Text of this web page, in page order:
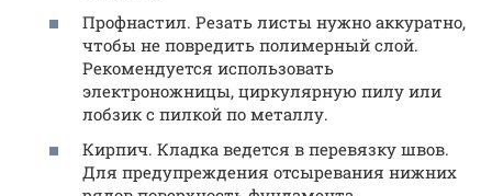
Профнастил. Резать листы нужно аккуратно,
чтобы не повредить полимерный слой.
Рекомендуется использовать
электроножницы, циркулярную пилу или
лобзик с пилкой по металлу.
Кирпич. Кладка ведется в перевязку швов.
Для предупреждения отсыревания нижних